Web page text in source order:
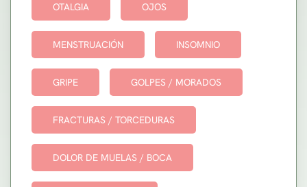
OTALGIA OJOS
MENSTRUACIÓN INSOMNIO
GRIPE GOLPES / MORADOS
FRACTURAS / TORCEDURAS
DOLOR DE MUELAS / BOCA